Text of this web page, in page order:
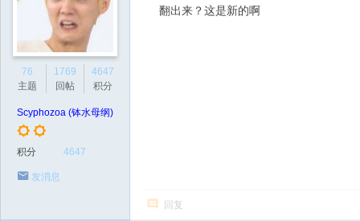
76
主题
1769
回帖
4647
积分
Scyphozoa (钵水母纲)
积分 4647
发消息
翻出来？这是新的啊
回复